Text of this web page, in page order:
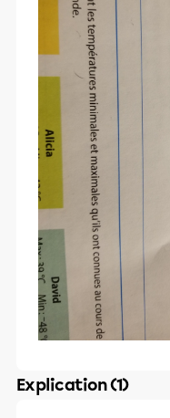
Explication (1)